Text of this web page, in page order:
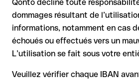
complexe et peut entraîner des frais
Recommandation: vérifiez
avant un virement (via un outil de
directement auprès du bénéficiaire en
précaution est essentielle, en
élevés ou de nouvelles relations
Qonto décline toute
dommages résultant de
informations, notamment en cas
échoués ou effectués vers un
L’utilisation se fait sous votre
Veuillez vérifier chaque IBAN